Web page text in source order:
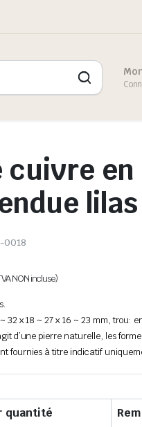
cuivre
0018
NON incluse)
32 x 18 ~ 27 x 16 ~ 23 mm, trou:
d’une pierre naturelle, les
fournies à titre indicatif
quantité